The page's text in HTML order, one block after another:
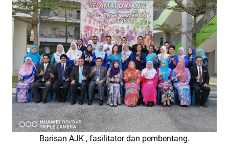
Barisan AJK , fasilitator dan pembentang.